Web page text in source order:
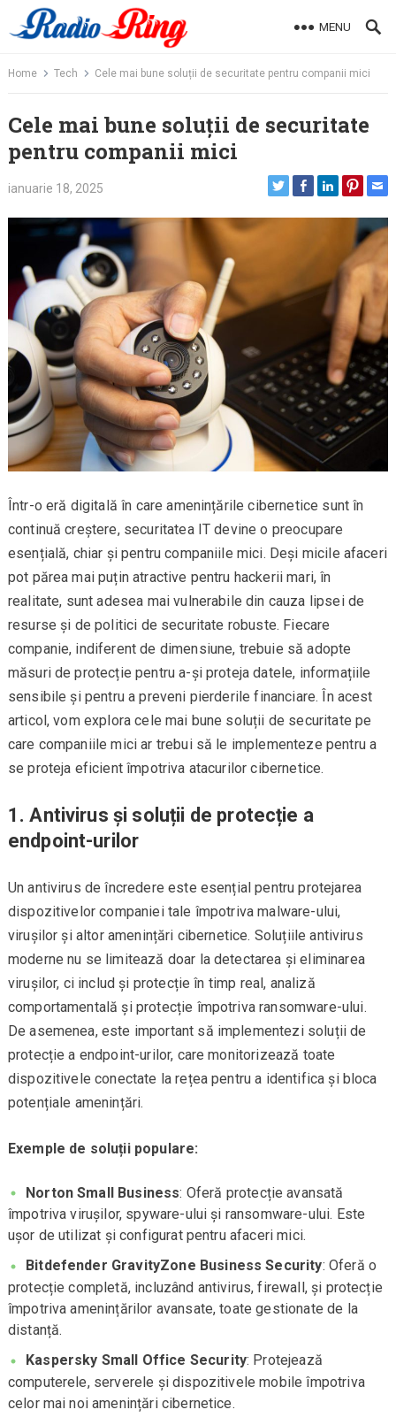
to
MENU
Home Tech Cele mai bune soluții de securitate pentru companii mici
Cele mai bune soluții de securitate
pentru companii mici
ianuarie 18, 2025
Într-o eră digitală în care amenințările cibernetice sunt în
continuă creștere, securitatea IT devine o preocupare
esențială, chiar și pentru companiile mici. Deși micile afaceri
pot părea mai puțin atractive pentru hackerii mari, în
realitate, sunt adesea mai vulnerabile din cauza lipsei de
resurse și de politici de securitate robuste. Fiecare
companie, indiferent de dimensiune, trebuie să adopte
măsuri de protecție pentru a-și proteja datele, informațiile
sensibile și pentru a preveni pierderile financiare. În acest
articol, vom explora cele mai bune soluții de securitate pe
care companiile mici ar trebui să le implementeze pentru a
se proteja eficient împotriva atacurilor cibernetice.
1.Antivirus și soluții de protecție a
endpoint-urilor
Un antivirus de încredere este esențial pentru protejarea
dispozitivelor companiei tale împotriva malware-ului,
virușilor și altor amenințări cibernetice. Soluțiile antivirus
moderne nu se limitează doar la detectarea și eliminarea
virușilor, ci includ și protecție în timp real, analiză
comportamentală și protecție împotriva ransomware-ului.
De asemenea, este important să implementezi soluții de
protecție a endpoint-urilor, care monitorizează toate
dispozitivele conectate la rețea pentru a identifica și bloca
potențiale amenințări.
Exemple de soluții populare:
Norton Small Business: Oferă protecție avansată
împotriva virușilor, spyware-ului și ransomware-ului. Este
ușor de utilizat și configurat pentru afaceri mici.
Bitdefender GravityZone Business Security: Oferă o
protecție completă, incluzând antivirus, firewall, și protecție
împotriva amenințărilor avansate, toate gestionate de la
distanță.
Kaspersky Small Office Security: Protejează
computerele, serverele și dispozitivele mobile împotriva
celor mai noi amenințări cibernetice.